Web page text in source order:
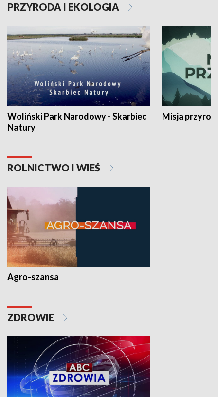
PRZYRODA I EKOLOGIA
Woliński Park Narodowy - Skarbiec
Natury
Misja
ROLNICTWO I WIEŚ
Agro-szansa
ZDROWIE